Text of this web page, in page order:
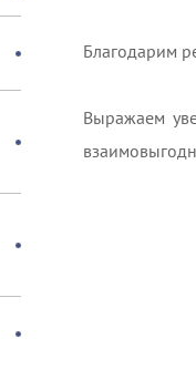
Благодарим
Выражаем